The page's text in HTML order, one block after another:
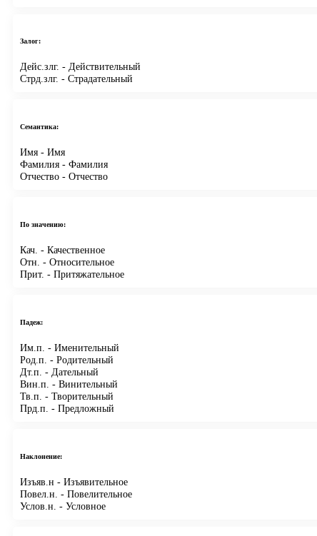
Залог:
Дейс.злг. - Действительный
Стрд.злг. - Страдательный
Семантика:
Имя - Имя
Фамилия - Фамилия
Отчество - Отчество
По значению:
Кач. - Качественное
Отн. - Относительное
Прит. - Притяжательное
Падеж:
Им.п. - Именительный
Род.п. - Родительный
Дт.п. - Дательный
Вин.п. - Винительный
Тв.п. - Творительный
Прд.п. - Предложный
Наклонение:
Изъяв.н - Изъявительное
Повел.н. - Повелительное
Услов.н. - Условное